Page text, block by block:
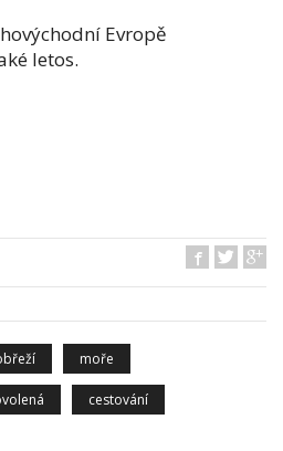
Evropě
letos.
moře
cestování